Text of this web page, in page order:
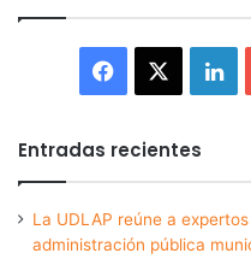
Facebook
Entradas recientes
La UDLAP reúne a
administración pública